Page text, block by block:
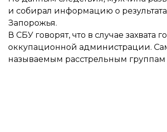
и собирал информацию о
Запорожья.
В СБУ говорят, что в случае
оккупационной администрации.
называемым расстрельным группам